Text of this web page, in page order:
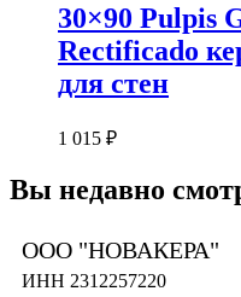
30×90 Pulpis
Rectificado
для стен
1 015 ₽
Вы недавно
ООО "НОВАКЕРА"
ИНН 2312257220